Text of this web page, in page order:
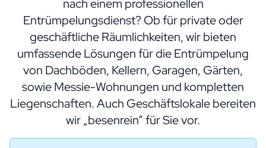
nach einem professionellen
Entrümpelungsdienst? Ob für private oder
geschäftliche Räumlichkeiten, wir bieten
umfassende Lösungen für die Entrümpelung
von Dachböden, Kellern, Garagen, Gärten,
sowie Messie-Wohnungen und kompletten
Liegenschaften. Auch Geschäftslokale bereiten
wir „besenrein“ für Sie vor.